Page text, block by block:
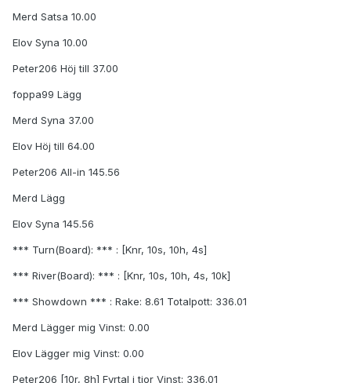
Merd Satsa 10.00
Elov Syna 10.00
Peter206 Höj till 37.00
foppa99 Lägg
Merd Syna 37.00
Elov Höj till 64.00
Peter206 All-in 145.56
Merd Lägg
Elov Syna 145.56
*** Turn(Board): *** : [Knr, 10s, 10h, 4s]
*** River(Board): *** : [Knr, 10s, 10h, 4s, 10k]
*** Showdown *** : Rake: 8.61 Totalpott: 336.01
Merd Lägger mig Vinst: 0.00
Elov Lägger mig Vinst: 0.00
Peter206 [10r, 8h] Fyrtal i tior Vinst: 336.01